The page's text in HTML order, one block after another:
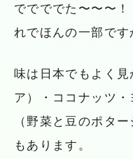
ででででた〜〜〜
れでほんの一部で
味は日本でもよく
ア）・ココナッツ
（野菜と豆のポタ
もあります。